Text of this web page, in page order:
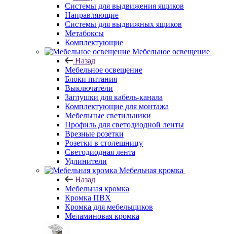
Системы для выдвижения ящиков
Направляющие
Системы для выдвижных ящиков
Метабоксы
Комплектующие
Мебельное освещение
Назад
Мебельное освещение
Блоки питания
Выключатели
Заглушки для кабель-канала
Комплектующие для монтажа
Мебельные светильники
Профиль для светодиодной ленты
Врезные розетки
Розетки в столешницу
Светодиодная лента
Удлинители
Мебельная кромка
Назад
Мебельная кромка
Кромка ПВХ
Кромка для мебельщиков
Меламиновая кромка